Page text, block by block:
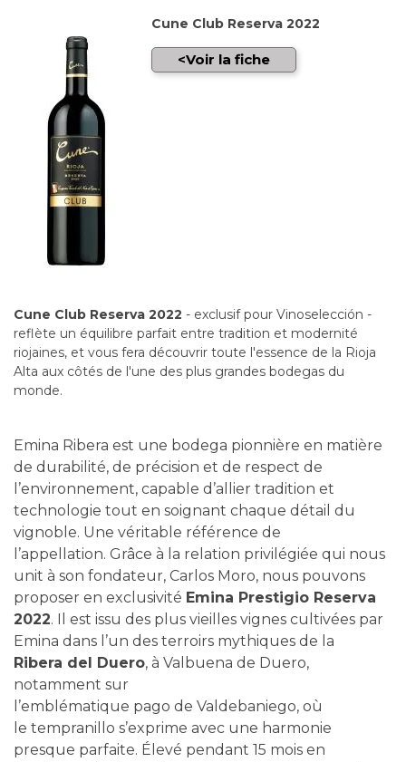
Cune Club Reserva 2022
Voir la fiche
Cune Club Reserva 2022 - exclusif pour Vinoselección -
reflète un équilibre parfait entre tradition et modernité
riojaines, et vous fera découvrir toute l'essence de la Rioja
Alta aux côtés de l'une des plus grandes bodegas du
monde.
Emina Ribera est une bodega pionnière en matière
de durabilité, de précision et de respect de
l’environnement, capable d’allier tradition et
technologie tout en soignant chaque détail du
vignoble. Une véritable référence de
l’appellation. Grâce à la relation privilégiée qui nous
unit à son fondateur, Carlos Moro, nous pouvons
proposer en exclusivité Emina Prestigio Reserva
2022. Il est issu des plus vieilles vignes cultivées par
Emina dans l’un des terroirs mythiques de la
Ribera del Duero, à Valbuena de Duero,
notamment sur
l’emblématique pago de Valdebaniego, où
le tempranillo s’exprime avec une harmonie
presque parfaite. Élevé pendant 15 mois en